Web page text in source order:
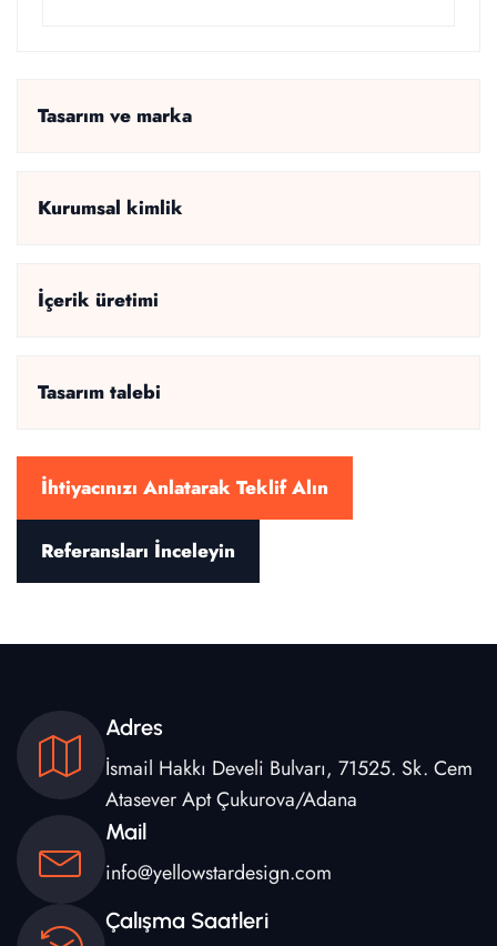
Tasarım ve marka
Kurumsal kimlik
İçerik üretimi
Tasarım talebi
İhtiyacınızı Anlatarak Teklif Alın
Referansları İnceleyin
Adres
İsmail Hakkı Develi Bulvarı, 71525. Sk. Cem
Atasever Apt Çukurova/Adana
Mail
info@yellowstardesign.com
Çalışma Saatleri